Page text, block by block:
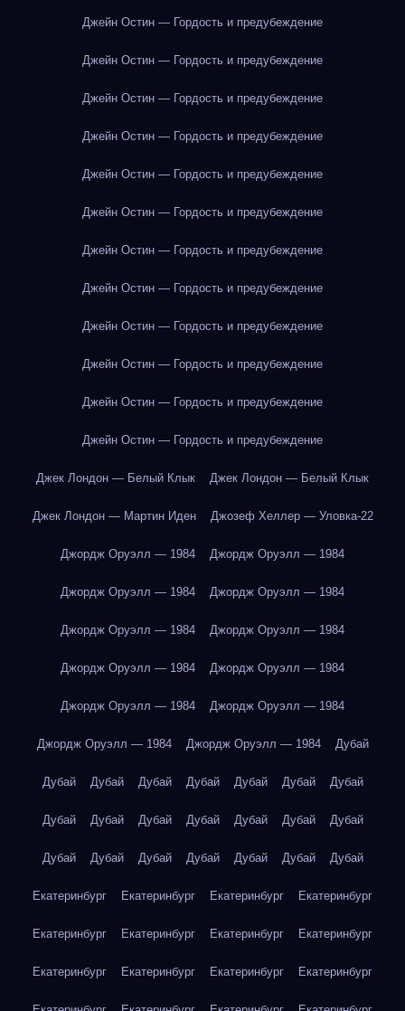
Джейн Остин — Гордость и предубеждение
Джейн Остин — Гордость и предубеждение
Джейн Остин — Гордость и предубеждение
Джейн Остин — Гордость и предубеждение
Джейн Остин — Гордость и предубеждение
Джейн Остин — Гордость и предубеждение
Джейн Остин — Гордость и предубеждение
Джейн Остин — Гордость и предубеждение
Джейн Остин — Гордость и предубеждение
Джейн Остин — Гордость и предубеждение
Джейн Остин — Гордость и предубеждение
Джейн Остин — Гордость и предубеждение
Джек Лондон — Белый Клык Джек Лондон — Белый Клык
Джек Лондон — Мартин Иден Джозеф Хеллер — Уловка-22
Джордж Оруэлл — 1984 Джордж Оруэлл — 1984
Джордж Оруэлл — 1984 Джордж Оруэлл — 1984
Джордж Оруэлл — 1984 Джордж Оруэлл — 1984
Джордж Оруэлл — 1984 Джордж Оруэлл — 1984
Джордж Оруэлл — 1984 Джордж Оруэлл — 1984
Джордж Оруэлл — 1984 Джордж Оруэлл — 1984 Дубай
Дубай Дубай Дубай Дубай Дубай Дубай Дубай
Дубай Дубай Дубай Дубай Дубай Дубай Дубай
Дубай Дубай Дубай Дубай Дубай Дубай Дубай
Екатеринбург Екатеринбург Екатеринбург Екатеринбург
Екатеринбург Екатеринбург Екатеринбург Екатеринбург
Екатеринбург Екатеринбург Екатеринбург Екатеринбург